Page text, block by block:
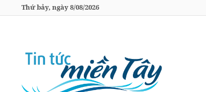
Thứ bảy, ngày 8/08/2026